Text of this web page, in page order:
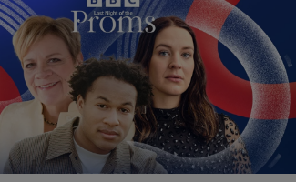
Grzegorz Dąbrowski